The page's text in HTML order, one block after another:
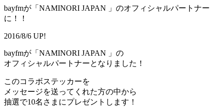
bayfmが「NAMINORI JAPAN 」のオフィシャルパートナー
に！！
2016/8/6 UP!
bayfmが「NAMINORI JAPAN 」の
オフィシャルパートナーとなりました！
このコラボステッカーを
メッセージを送ってくれた方の中から
抽選で10名さまにプレゼントします！